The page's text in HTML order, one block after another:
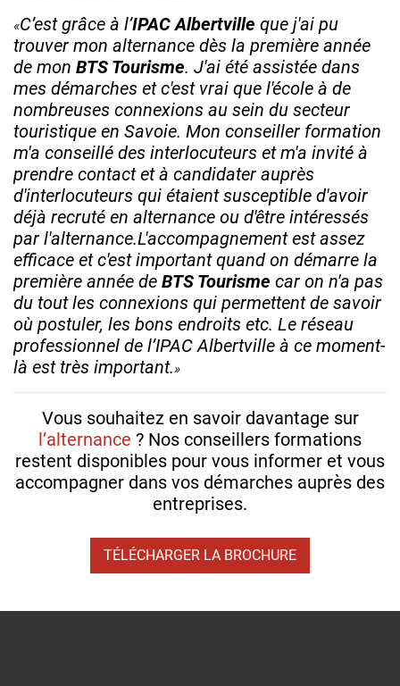
C’est grâce à l’IPAC Albertville que j'ai pu
trouver mon alternance dès la première année
de mon BTS Tourisme. J'ai été assistée dans
mes démarches et c'est vrai que l'école à de
nombreuses connexions au sein du secteur
touristique en Savoie. Mon conseiller formation
m'a conseillé des interlocuteurs et m'a invité à
prendre contact et à candidater auprès
d'interlocuteurs qui étaient susceptible d'avoir
déjà recruté en alternance ou d'être intéressés
par l'alternance.L'accompagnement est assez
efficace et c'est important quand on démarre la
première année de BTS Tourisme car on n'a pas
du tout les connexions qui permettent de savoir
où postuler, les bons endroits etc. Le réseau
professionnel de l’IPAC Albertville à ce moment-
là est très important.
Vous souhaitez en savoir davantage sur
l’alternance ? Nos conseillers formations
restent disponibles pour vous informer et vous
accompagner dans vos démarches auprès des
entreprises.
TÉLÉCHARGER LA BROCHURE